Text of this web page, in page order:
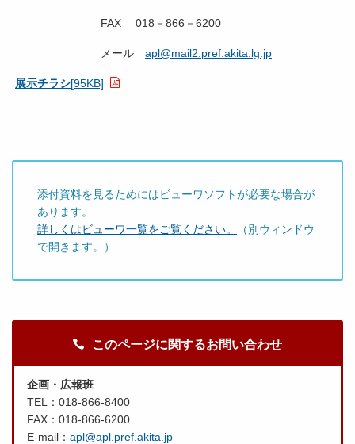
FAX 018－866－6200
メール apl@mail2.pref.akita.lg.jp
展示チラシ[95KB]
添付資料を見るためにはビューワソフトが必要な場合が
あります。
詳しくはビューワ一覧をご覧ください。
（別ウィンドウ
で開きます。）
このページに関するお問い合わせ
企画・広報班
TEL：018-866-8400
FAX：018-866-6200
E-mail： apl@apl.pref.akita.jp